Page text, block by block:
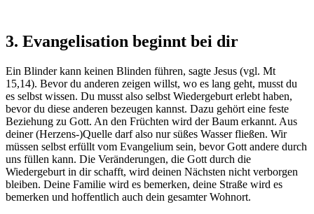
3. Evangelisation beginnt bei dir
Ein Blinder kann keinen Blinden führen, sagte Jesus (vgl. Mt
15,14). Bevor du anderen zeigen willst, wo es lang geht, musst du
es selbst wissen. Du musst also selbst Wiedergeburt erlebt haben,
bevor du diese anderen bezeugen kannst. Dazu gehört eine feste
Beziehung zu Gott. An den Früchten wird der Baum erkannt. Aus
deiner (Herzens-)Quelle darf also nur süßes Wasser fließen. Wir
müssen selbst erfüllt vom Evangelium sein, bevor Gott andere durch
uns füllen kann. Die Veränderungen, die Gott durch die
Wiedergeburt in dir schafft, wird deinen Nächsten nicht verborgen
bleiben. Deine Familie wird es bemerken, deine Straße wird es
bemerken und hoffentlich auch dein gesamter Wohnort.